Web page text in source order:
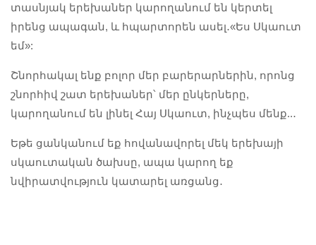
տասնյակ երեխաներ կարողանում են կերտել
իրենց ապագան, և հպարտորեն ասել․«Ես Սկաուտ
եմ»:
Շնորհակալ ենք բոլոր մեր բարերարներին, որոնց
շնորհիվ շատ երեխաներ՝ մեր ընկերները,
կարողանում են լինել Հայ Սկաուտ, ինչպես մենք..․
Եթե ցանկանում եք հովանավորել մեկ երեխայի
սկաուտական ծախսը, ապա կարող եք
նվիրատվություն կատարել առցանց․